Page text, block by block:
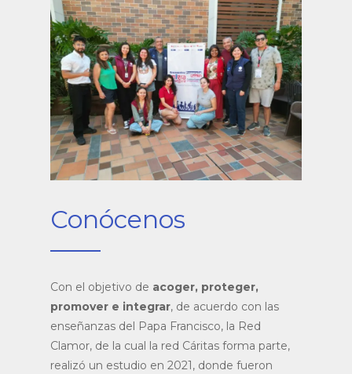
Conócenos
Con el objetivo de acoger, proteger,
promover e integrar, de acuerdo con las
enseñanzas del Papa Francisco, la Red
Clamor, de la cual la red Cáritas forma parte,
realizó un estudio en 2021, donde fueron